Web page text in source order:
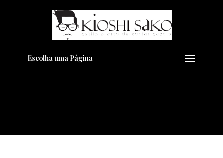
Escolha uma Página
Pensando em transformar seu
Visual??